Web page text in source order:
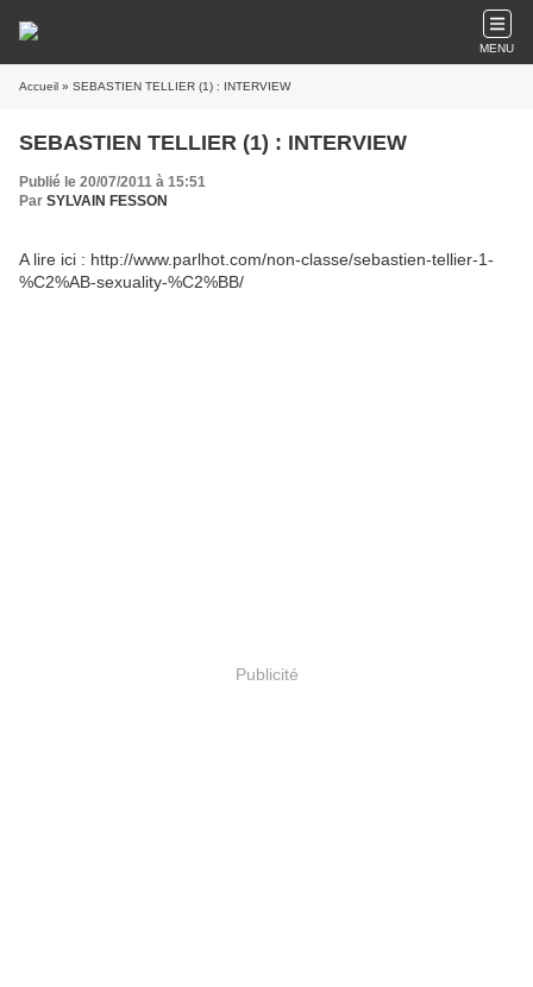
MENU
Accueil » SEBASTIEN TELLIER (1) : INTERVIEW
SEBASTIEN TELLIER (1) : INTERVIEW
Publié le 20/07/2011 à 15:51
Par SYLVAIN FESSON
A lire ici : http://www.parlhot.com/non-classe/sebastien-tellier-1-
%C2%AB-sexuality-%C2%BB/
Publicité